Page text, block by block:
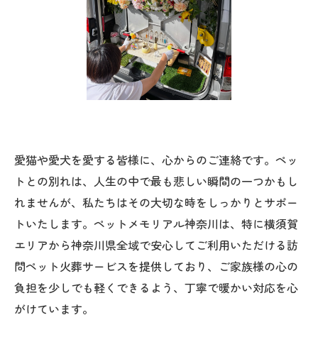
愛猫や愛犬を愛する皆様に、心からのご連絡です。ペッ
トとの別れは、人生の中で最も悲しい瞬間の一つかもし
れませんが、私たちはその大切な時をしっかりとサポー
トいたします。ペットメモリアル神奈川は、特に横須賀
エリアから神奈川県全域で安心してご利用いただける訪
問ペット火葬サービスを提供しており、ご家族様の心の
負担を少しでも軽くできるよう、丁寧で暖かい対応を心
がけています。